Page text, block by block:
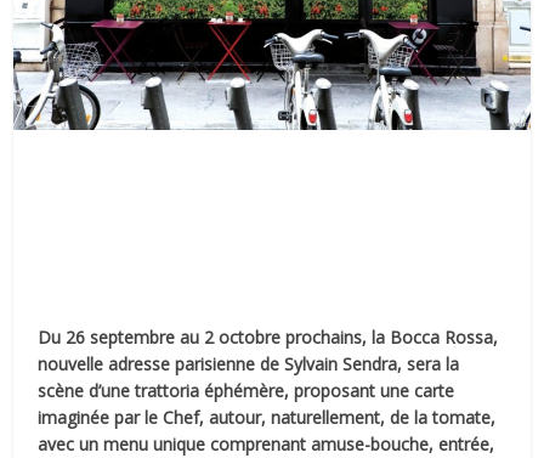
Du 26 septembre au 2 octobre prochains, la Bocca Rossa,
nouvelle adresse parisienne de Sylvain Sendra, sera la
scène d’une trattoria éphémère, proposant une carte
imaginée par le Chef, autour, naturellement, de la tomate,
avec un menu unique comprenant amuse-bouche, entrée,